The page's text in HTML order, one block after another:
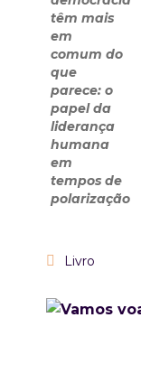
Livro